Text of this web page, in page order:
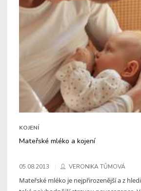
KOJENÍ
Mateřské mléko a kojení
05.08.2013 VERONIKA TŮMOVÁ
Mateřské mléko je nejpřirozenější a z